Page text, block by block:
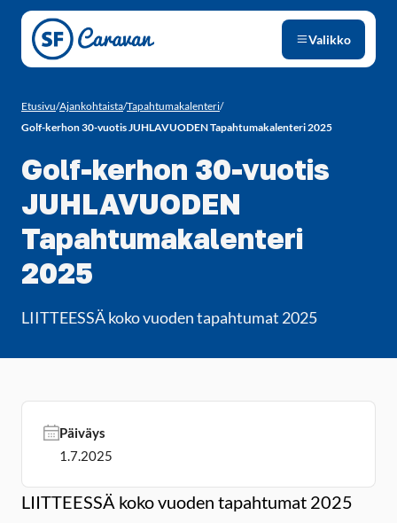
Siirry sivun sisältöön
Valikko
Etusivu/Ajankohtaista/Tapahtumakalenteri/
Golf-kerhon 30-vuotis JUHLAVUODEN Tapahtumakalenteri 2025
Golf-kerhon 30-vuotis
JUHLAVUODEN
Tapahtumakalenteri
2025
LIITTEESSÄ koko vuoden tapahtumat 2025
LIITTEESSÄ koko vuoden tapahtumat 2025
Päiväys
1.7.2025